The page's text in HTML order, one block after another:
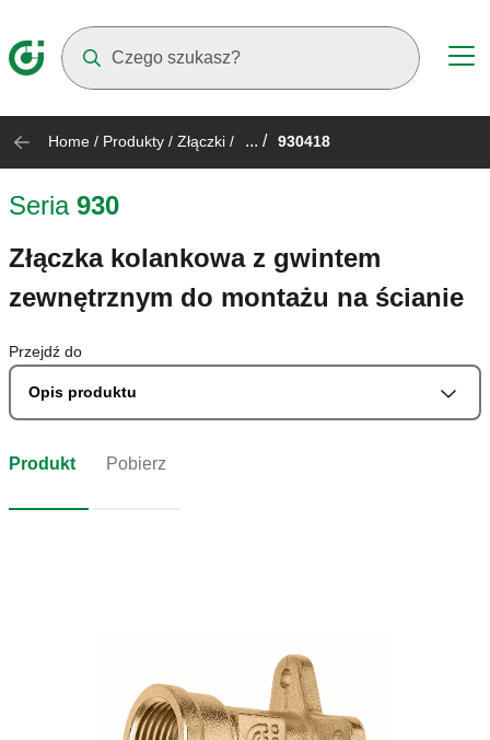
Home / Produkty / Złączki / ... / 930418
Seria 930
Złączka kolankowa z gwintem
zewnętrznym do montażu na ścianie
Przejdź do
Opis produktu
Produkt Pobierz